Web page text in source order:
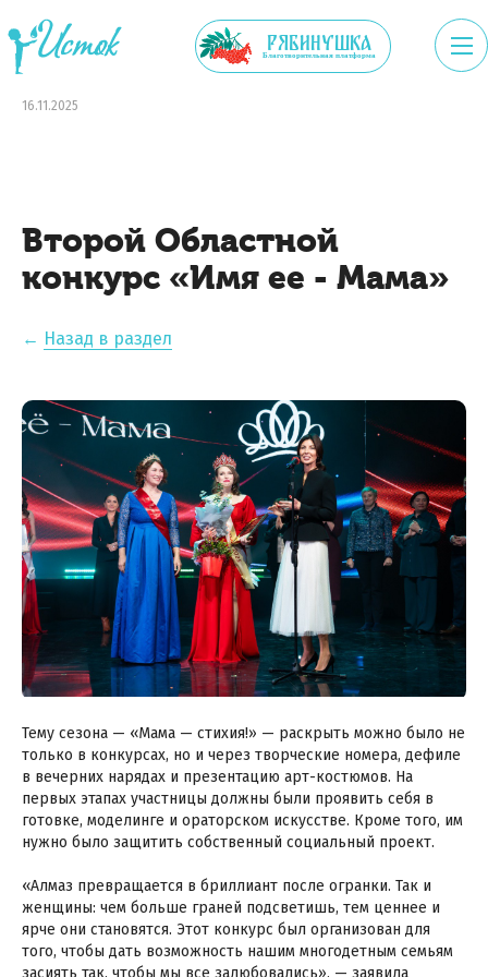
рябинушка
Благотворительная платформа
16.11.2025
Второй Областной
конкурс «Имя ее - Мама»
← Назад в раздел
Тему сезона — «Мама — стихия!» — раскрыть можно было не
только в конкурсах, но и через творческие номера, дефиле
в вечерних нарядах и презентацию арт-костюмов. На
первых этапах участницы должны были проявить себя в
готовке, моделинге и ораторском искусстве. Кроме того, им
нужно было защитить собственный социальный проект.
«Алмаз превращается в бриллиант после огранки. Так и
женщины: чем больше граней подсветишь, тем ценнее и
ярче они становятся. Этот конкурс был организован для
того, чтобы дать возможность нашим многодетным семьям
засиять так, чтобы мы все залюбовались», — заявила